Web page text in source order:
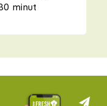
minut